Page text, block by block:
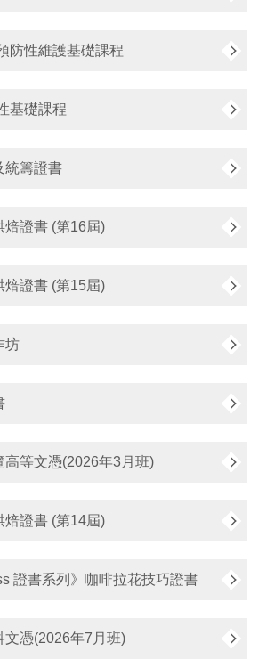
防性維護基礎課程
基礎課程
統籌證書
焙證書 (第16屆)
焙證書 (第15屆)
坊
高等文憑(2026年3月班)
焙證書 (第14屆)
證書系列》咖啡拉花技巧證書
文憑(2026年7月班)